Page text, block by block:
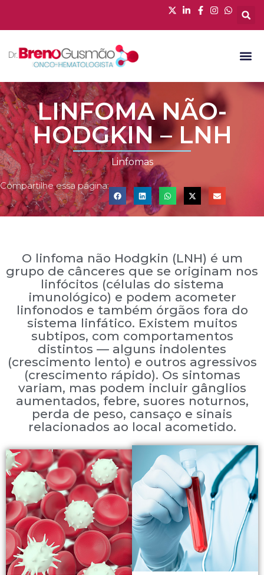
LINFOMA NÃO-
HODGKIN – LNH
Linfomas
Compartilhe essa página:
O linfoma não Hodgkin (LNH) é um
grupo de cânceres que se originam nos
linfócitos (células do sistema
imunológico) e podem acometer
linfonodos e também órgãos fora do
sistema linfático. Existem muitos
subtipos, com comportamentos
distintos — alguns indolentes
(crescimento lento) e outros agressivos
(crescimento rápido). Os sintomas
variam, mas podem incluir gânglios
aumentados, febre, suores noturnos,
perda de peso, cansaço e sinais
relacionados ao local acometido.